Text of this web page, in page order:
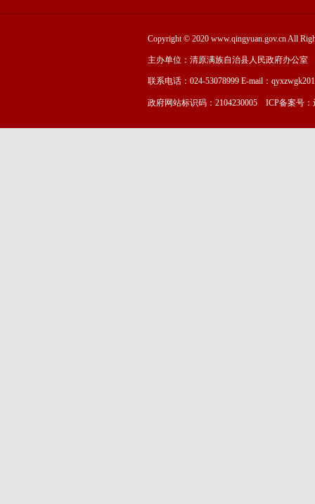
Copyright © 2020 www.qingyuan.gov.cn All
主办单位：清原满族自治县人民政府办公室
联系电话：024-53078999 E-mail：
政府网站标识码：2104230005 ICP备案号：